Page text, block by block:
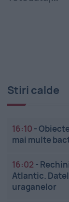
Stiri calde
16:10 -
mai multe
16:02 -
Atlantic.
uraganelor